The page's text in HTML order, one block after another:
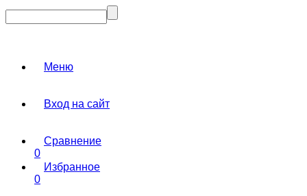
Меню
Вход на сайт
Сравнение
0
Избранное
0